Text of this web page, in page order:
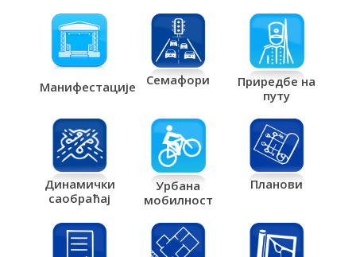
Манифестације Семафори
Приредбе на
путу
Динамички
саобраћај
Урбана
мобилност
Планови